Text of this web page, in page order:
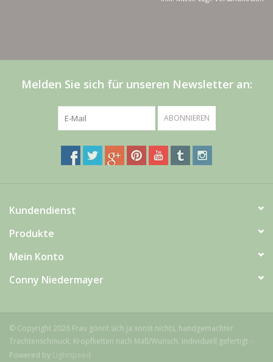
Men
Ledertasche Herzform
Kropfkette *designed by me*
Melden Sie sich für unseren Newsletter an:
ABONNIEREN
Kundendienst
Produkte
Mein Konto
Conny Niedermayer
© Copyright 2026 Frau gönnt sich ja sonst nichts, handgemachter
Trachtenschmuck, Kropfketten nach Maß/Wunsch, individuell gefertigt -
Powered by Lightspeed